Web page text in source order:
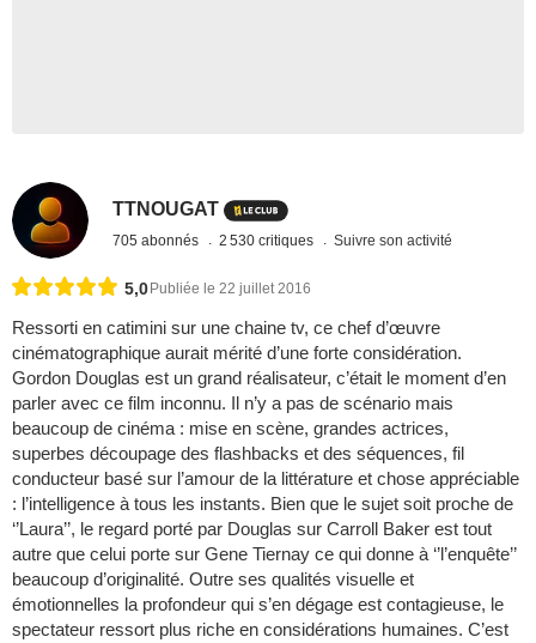
TTNOUGAT
705 abonnés 2 530 critiques Suivre son activité
5,0 Publiée le 22 juillet 2016
Ressorti en catimini sur une chaine tv, ce chef d’œuvre
cinématographique aurait mérité d’une forte considération.
Gordon Douglas est un grand réalisateur, c’était le moment d’en
parler avec ce film inconnu. Il n’y a pas de scénario mais
beaucoup de cinéma : mise en scène, grandes actrices,
superbes découpage des flashbacks et des séquences, fil
conducteur basé sur l’amour de la littérature et chose appréciable
: l’intelligence à tous les instants. Bien que le sujet soit proche de
‘’Laura’’, le regard porté par Douglas sur Carroll Baker est tout
autre que celui porte sur Gene Tiernay ce qui donne à ‘’l’enquête’’
beaucoup d’originalité. Outre ses qualités visuelle et
émotionnelles la profondeur qui s’en dégage est contagieuse, le
spectateur ressort plus riche en considérations humaines. C’est